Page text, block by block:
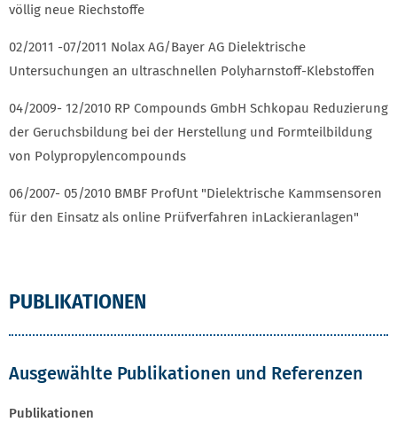
völlig neue Riechstoffe
02/2011 -07/2011 Nolax AG/Bayer AG Dielektrische
Untersuchungen an ultraschnellen Polyharnstoff-Klebstoffen
04/2009- 12/2010 RP Compounds GmbH Schkopau Reduzierung
der Geruchsbildung bei der Herstellung und Formteilbildung
von Polypropylencompounds
06/2007- 05/2010 BMBF ProfUnt "Dielektrische Kammsensoren
für den Einsatz als online Prüfverfahren inLackieranlagen"
PUBLIKATIONEN
Ausgewählte Publikationen und Referenzen
Publikationen